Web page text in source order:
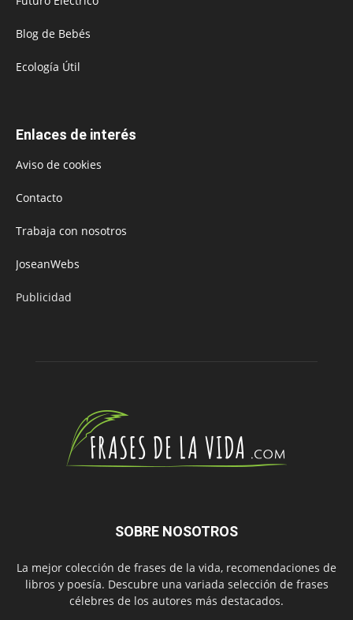
Blog de Bebés
Ecología Útil
Enlaces de interés
Aviso de cookies
Contacto
Trabaja con nosotros
JoseanWebs
Publicidad
SOBRE NOSOTROS
La mejor colección de frases de la vida, recomendaciones de
libros y poesía. Descubre una variada selección de frases
célebres de los autores más destacados.